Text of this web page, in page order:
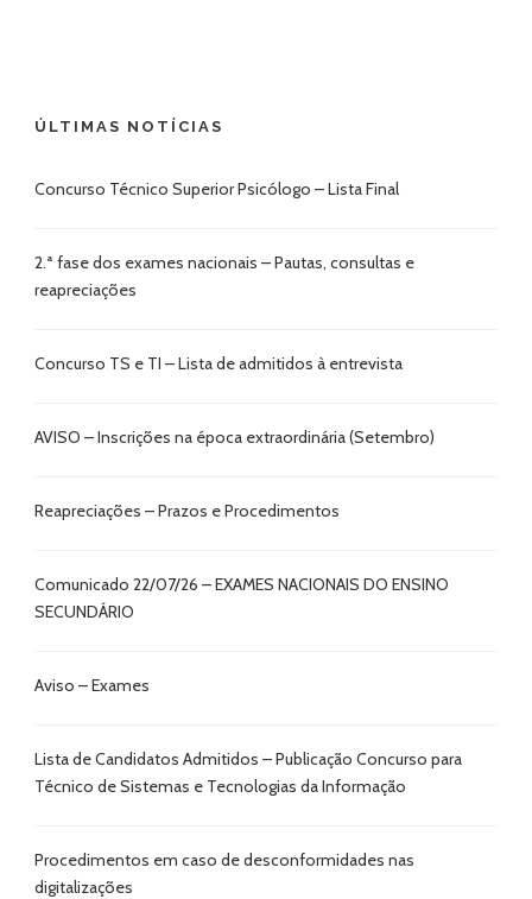
ÚLTIMAS NOTÍCIAS
Concurso Técnico Superior Psicólogo – Lista Final
2.ª fase dos exames nacionais – Pautas, consultas e
reapreciações
Concurso TS e TI – Lista de admitidos à entrevista
AVISO – Inscrições na época extraordinária (Setembro)
Reapreciações – Prazos e Procedimentos
Comunicado 22/07/26 – EXAMES NACIONAIS DO ENSINO
SECUNDÁRIO
Aviso – Exames
Lista de Candidatos Admitidos – Publicação Concurso para
Técnico de Sistemas e Tecnologias da Informação
Procedimentos em caso de desconformidades nas
digitalizações